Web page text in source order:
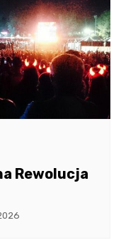
Rewolucja